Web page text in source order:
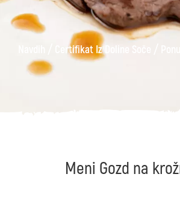
Certifikat Iz Doline Soče
Meni Gozd na